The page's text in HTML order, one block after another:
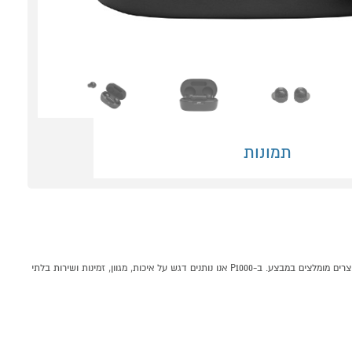
תמונות
אוזניות גיימינג אלחוטיות JBL QUANTUM TWS AIR שחור קונים אונליין בקטגוריית אוזניות בתוך האוזן במחלקת אוזניות בP1000 - אתר קניות ישראלי בטוח, משתלם ונוח המציע מוצרים מומלצים במבצע. ב-P1000 אנו נותנים דגש על איכות, מגוון, זמינות ושירות בלתי